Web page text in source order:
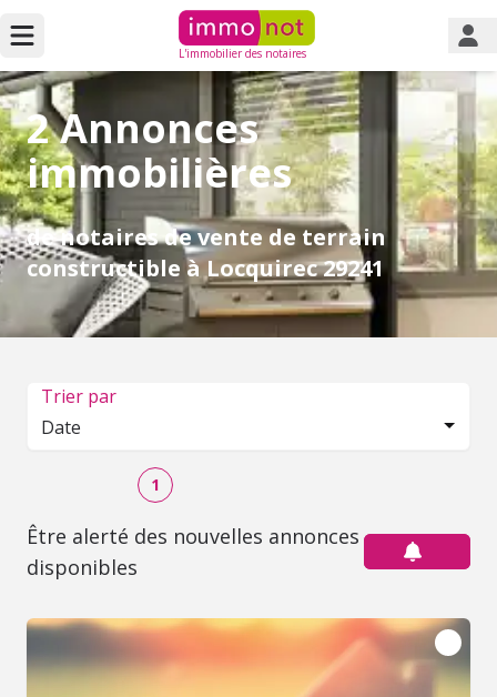
L'immobilier des notaires
2 Annonces
immobilières
de notaires de vente de terrain
constructible à Locquirec 29241
Trier par
Date
1
Être alerté des nouvelles annonces
disponibles